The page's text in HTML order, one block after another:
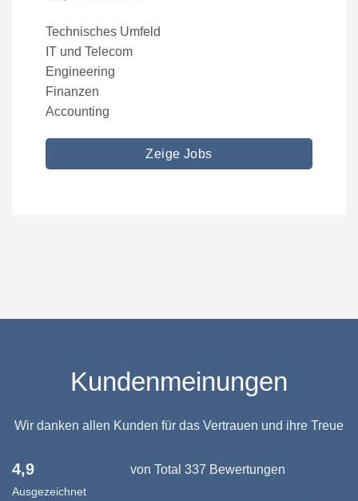
Technisches Umfeld
IT und Telecom
Engineering
Finanzen
Accounting
Zeige Jobs
Kundenmeinungen
Wir danken allen Kunden für das Vertrauen und ihre Treue
4,9 von Total 337 Bewertungen
Ausgezeichnet